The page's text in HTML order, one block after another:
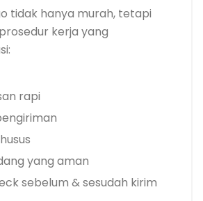
tidak hanya murah, tetapi
kerja yang
rapi
yang aman
sebelum & sesudah kirim